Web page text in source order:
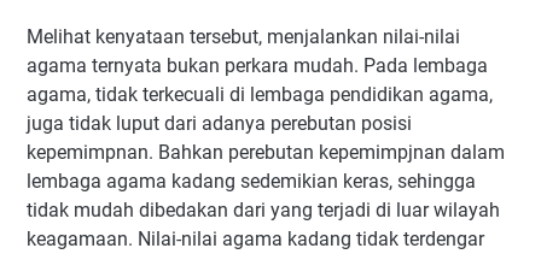
Melihat kenyataan tersebut, menjalankan nilai-nilai
agama ternyata bukan perkara mudah. Pada lembaga
agama, tidak terkecuali di lembaga pendidikan agama,
juga tidak luput dari adanya perebutan posisi
kepemimpnan. Bahkan perebutan kepemimpjnan dalam
lembaga agama kadang sedemikian keras, sehingga
tidak mudah dibedakan dari yang terjadi di luar wilayah
keagamaan. Nilai-nilai agama kadang tidak terdengar